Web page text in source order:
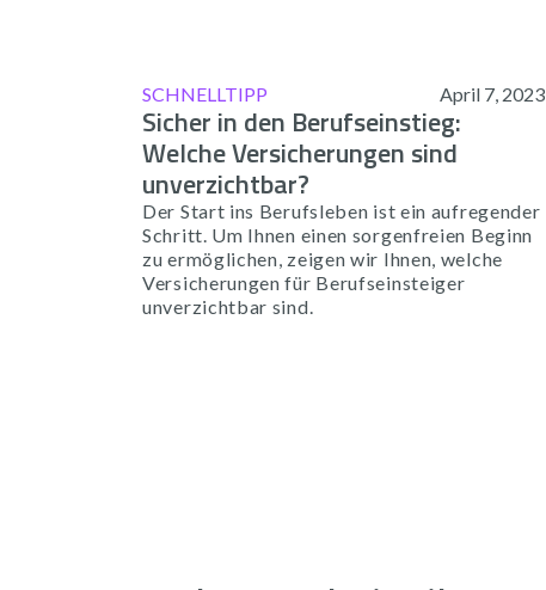
SCHNELLTIPP April 7, 2023
Sicher in den Berufseinstieg:
Welche Versicherungen sind
unverzichtbar?
Der Start ins Berufsleben ist ein aufregender
Schritt. Um Ihnen einen sorgenfreien Beginn
zu ermöglichen, zeigen wir Ihnen, welche
Versicherungen für Berufseinsteiger
unverzichtbar sind.